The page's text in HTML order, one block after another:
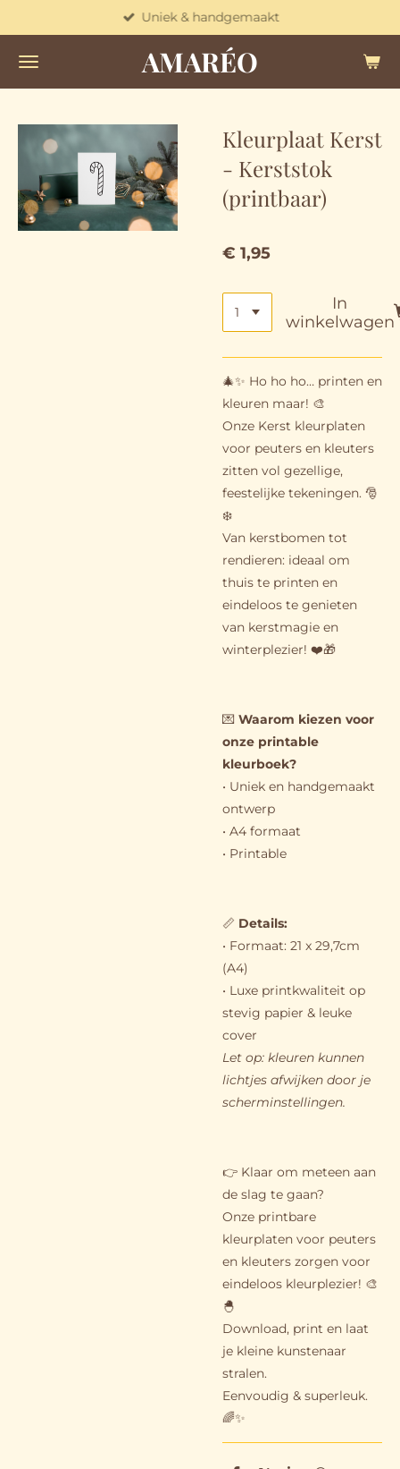
naar
de
AMARÉO
Uniek & handgemaakt
Kleurplaat Kerst
- Kerststok
(printbaar)
€ 1,95
In
winkelwagen
🎄✨ Ho ho ho… printen en
kleuren maar! 🎨
Onze Kerst kleurplaten
voor peuters en kleuters
zitten vol gezellige,
feestelijke tekeningen. 🎅
❄️
Van kerstbomen tot
rendieren: ideaal om
thuis te printen en
eindeloos te genieten
van kerstmagie en
winterplezier! ❤️🎁
💌 Waarom kiezen voor
onze printable
kleurboek?
• Uniek en handgemaakt
ontwerp
• A4 formaat
• Printable
📏 Details:
• Formaat: 21 x 29,7cm
(A4)
• Luxe printkwaliteit op
stevig papier & leuke
cover
Let op: kleuren kunnen
lichtjes afwijken door je
scherminstellingen.
👉 Klaar om meteen aan
de slag te gaan?
Onze printbare
kleurplaten voor peuters
en kleuters zorgen voor
eindeloos kleurplezier! 🎨
🐣
Download, print en laat
je kleine kunstenaar
stralen.
Eenvoudig & superleuk.
🌈✨